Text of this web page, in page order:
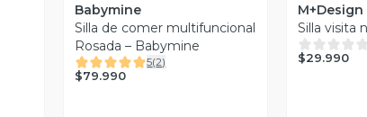
Babymine
Silla de comer multifuncional
Rosada – Babymine
5(2)
$79.990
M+Design
Silla visita
$29.990